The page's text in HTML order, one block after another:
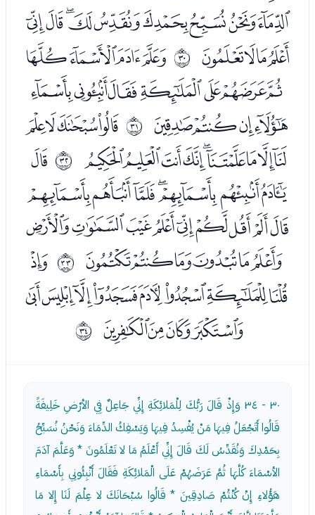
ﭢﭣﭤﭥﭦﭧﭨﭩﭪ
ﭫﭬﭭﭮ ﰝ ﭰﭱﭲﭳ
ﭴﭵﭶﭷﭸﭹﭺ
ﭻﭼﭽﭾ ﰞ ﮀﮁﮂﮃ
ﮄﮅﮆﮇﮈﮉﮊﮋﮌ ﰟ ﮎ
ﮏﮐﮑﮒﮓﮔﮕ
ﮖﮗﮘﮙﮚﮛﮜﮝﮞ
ﮟﮠﮡﮢﮣﮤ ﰠ ﮦ
ﮧﮨﮩﮪﮫﮬﮭﮮ
ﮯﮰﮱﯓ ﰡ
٣٠ - ٣٤
وَإِذْ قَالَ رَبُّكَ لِلْمَلائِكَةِ إِنِّي جَاعِلٌ فِي الأرْضِ خَلِيفَةً
قَالُوا أَتَجْعَلُ فِيهَا مَنْ يُفْسِدُ فِيهَا وَيَسْفِكُ الدِّمَاءَ وَنَحْنُ نُسَبِّحُ
بِحَمْدِكَ وَنُقَدِّسُ لَكَ قَالَ إِنِّي أَعْلَمُ مَا لا تَعْلَمُونَ * وَعَلَّمَ آدَمَ
الأسْمَاءَ كُلَّهَا ثُمَّ عَرَضَهُمْ عَلَى الْمَلائِكَةِ فَقَالَ أَنْبِئُونِي بِأَسْمَاءِ
هَؤُلاءِ إِنْ كُنْتُمْ صَادِقِينَ * قَالُوا سُبْحَانَكَ لا عِلْمَ لَنَا إِلا مَا